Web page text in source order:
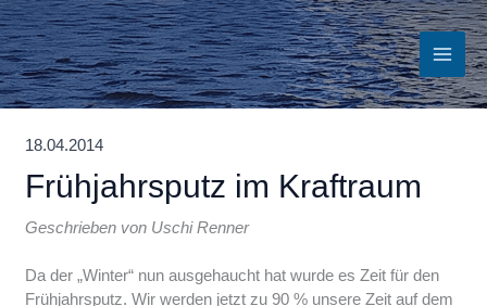
Zum
Inhalt
springen
18.04.2014
Frühjahrsputz im Kraftraum
Geschrieben von Uschi Renner
Da der „Winter“ nun ausgehaucht hat wurde es Zeit für den
Frühjahrsputz. Wir werden jetzt zu 90 % unsere Zeit auf dem